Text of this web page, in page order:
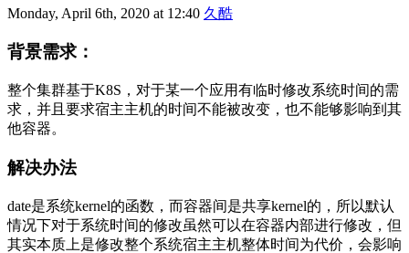
Monday, April 6th, 2020 at 12:40 久酷
背景需求：
整个集群基于K8S，对于某一个应用有临时修改系统时间的需
求，并且要求宿主主机的时间不能被改变，也不能够影响到其
他容器。
解决办法
date是系统kernel的函数，而容器间是共享kernel的，所以默认
情况下对于系统时间的修改虽然可以在容器内部进行修改，但
其实本质上是修改整个系统宿主主机整体时间为代价，会影响